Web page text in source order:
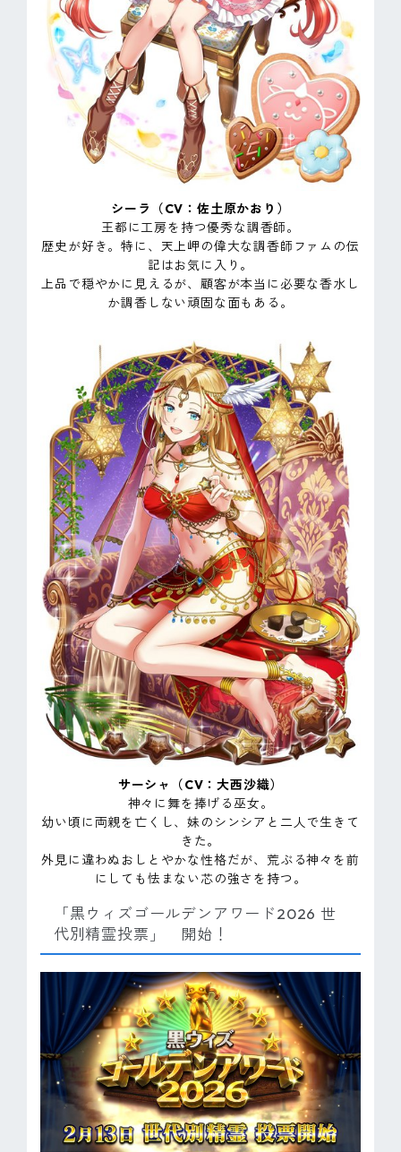
シーラ（CV：佐土原かおり）
王都に工房を持つ優秀な調香師。
歴史が好き。特に、天上岬の偉大な調香師ファムの伝
記はお気に入り。
上品で穏やかに見えるが、顧客が本当に必要な香水し
か調香しない頑固な面もある。
サーシャ（CV：大西沙織）
神々に舞を捧げる巫女。
幼い頃に両親を亡くし、妹のシンシアと二人で生きて
きた。
外見に違わぬおしとやかな性格だが、荒ぶる神々を前
にしても怯まない芯の強さを持つ。
「黒ウィズゴールデンアワード2026 世
代別精霊投票」 開始！